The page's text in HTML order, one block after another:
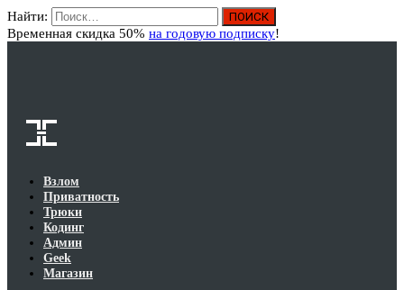
Найти:
Временная скидка 50% на годовую подписку!
Взлом
Приватность
Трюки
Кодинг
Админ
Geek
Магазин